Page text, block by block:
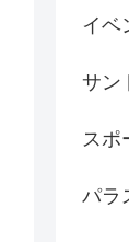
イベ
サン
スポ
パラ